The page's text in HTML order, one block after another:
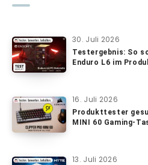
30. Juli 2026
Testergebnis: So
Enduro L6 im
16. Juli 2026
Produkttester
MINI 60 Gaming-
13. Juli 2026